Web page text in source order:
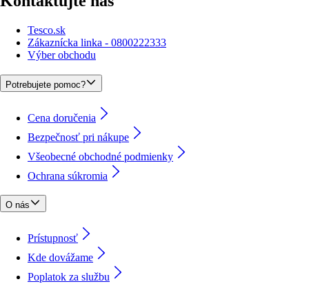
Tesco.sk
Zákaznícka linka - 0800222333
Výber obchodu
Potrebujete pomoc?
Cena doručenia
Bezpečnosť pri nákupe
Všeobecné obchodné podmienky
Ochrana súkromia
O nás
Prístupnosť
Kde dovážame
Poplatok za službu